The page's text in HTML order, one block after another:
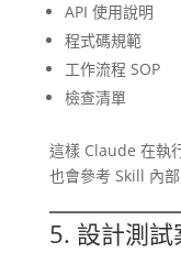
API 使用說明
程式碼規範
工作流程 SOP
檢查清單
這樣 Claude 在執
也會參考 Skill 內
5. 設計測試